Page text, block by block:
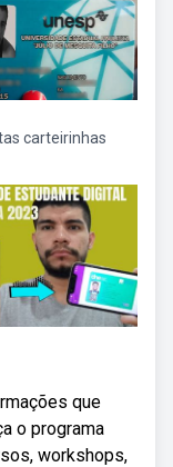
carteirinhas
que
o programa
workshops,